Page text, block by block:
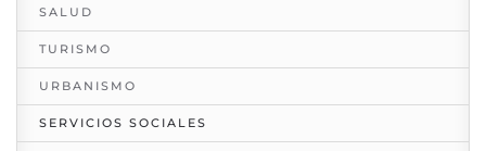
SALUD
TURISMO
URBANISMO
SERVICIOS SOCIALES